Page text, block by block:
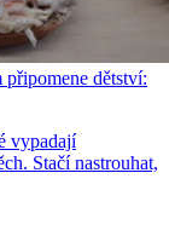
připomene dětství:
vypadají
Stačí nastrouhat,